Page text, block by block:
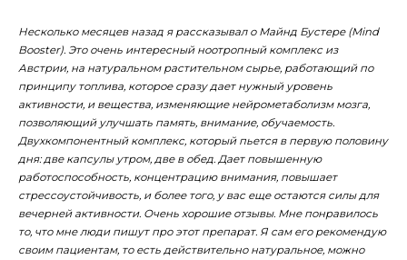
Несколько месяцев назад я рассказывал о Майнд Бустере (Mind
Booster). Это очень интересный ноотропный комплекс из
Австрии, на натуральном растительном сырье, работающий по
принципу топлива, которое сразу дает нужный уровень
активности, и вещества, изменяющие нейрометаболизм мозга,
позволяющий улучшать память, внимание, обучаемость.
Двухкомпонентный комплекс, который пьется в первую половину
дня: две капсулы утром, две в обед. Дает повышенную
работоспособность, концентрацию внимания, повышает
стрессоустойчивость, и более того, у вас еще остаются силы для
вечерней активности. Очень хорошие отзывы. Мне понравилось
то, что мне люди пишут про этот препарат. Я сам его рекомендую
своим пациентам, то есть действительно натуральное, можно